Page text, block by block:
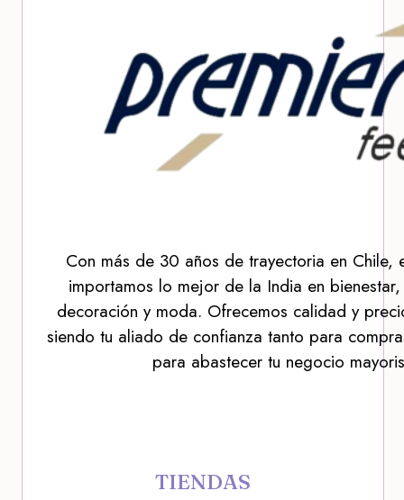
Con más de 30 años de trayectoria en Chile,
importamos lo mejor de la India en
decoración y moda. Ofrecemos calidad y
siendo tu aliado de confianza tanto para
para abastecer tu negocio
TIENDAS